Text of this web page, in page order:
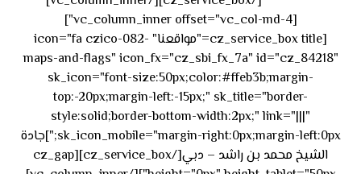
[vc_column_inner offset="vc_col-md-4"]
[cz_service_box title="مواقعنا" icon="fa czico-082-
maps-and-flags" icon_fx="cz_sbi_fx_7a" id="cz_84218"
sk_icon="font-size:50px;color:#ffeb3b;margin-
top:-20px;margin-left:-15px;" sk_title="border-
style:solid;border-bottom-width:2px;" link="|||"
sk_icon_mobile="margin-right:0px;margin-left:0px;"]جادة
الشيخ محمد بن راشد – دبي[/cz_service_box][cz_gap